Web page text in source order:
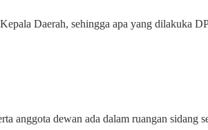
Daerah, sehingga apa yang dilakuka
anggota dewan ada dalam ruangan sidang